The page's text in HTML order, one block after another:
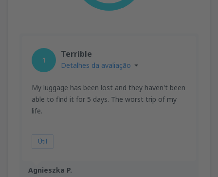
Agnieszka P.
1
Terrible
Detalhes da avaliação
My luggage has been lost and they haven't been
able to find it for 5 days. The worst trip of my
life.
Útil